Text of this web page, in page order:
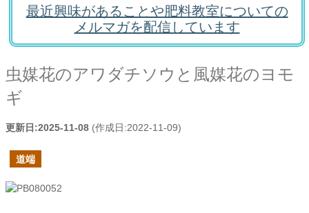
最近興味があることや肥料教室についての
メルマガを配信しています
虫媒花のアワダチソウと風媒花のヨモ
ギ
更新日:2025-11-08 (作成日:2022-11-09)
道端